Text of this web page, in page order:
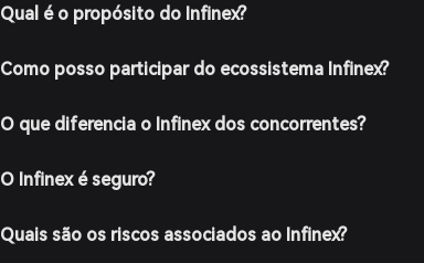
Qual é o propósito do Infinex?
Como posso participar do ecossistema Infinex?
O que diferencia o Infinex dos concorrentes?
O Infinex é seguro?
Quais são os riscos associados ao Infinex?